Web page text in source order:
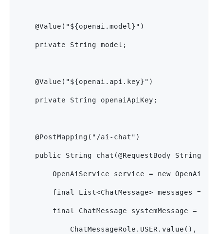
    @Value("${openai.model}")
    private String model;
    @Value("${openai.api.key}")
    private String openaiApiKey;
    @PostMapping("/ai-chat")
public String chat(@RequestBody String
OpenAiService service = new
final List<ChatMessage> messages =
final ChatMessage systemMessage = new
ChatMessageRole.USER.value(),